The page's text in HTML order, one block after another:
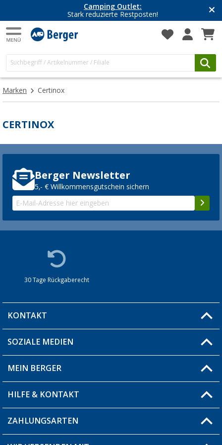
Camping Outlet:
Stark reduzierte Restposten!
Marken Certinox
CERTINOX
Berger Newsletter
5,- € Willkommensgutschein sichern
30 Tage Rückgaberecht
KONTAKT
Du hast eine Frage?
Filiale finden
SOZIALE MEDIEN
MEIN BERGER
Blog
Produkttester
HILFE & KONTAKT
Fragen & Antworten / FAQ
ZAHLUNGSARTEN